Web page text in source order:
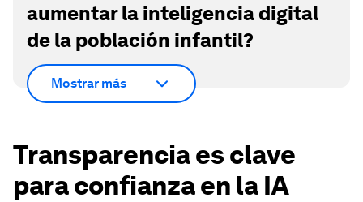
aumentar la inteligencia digital
de la población infantil?
Mostrar más
Transparencia es clave
para confianza en la IA